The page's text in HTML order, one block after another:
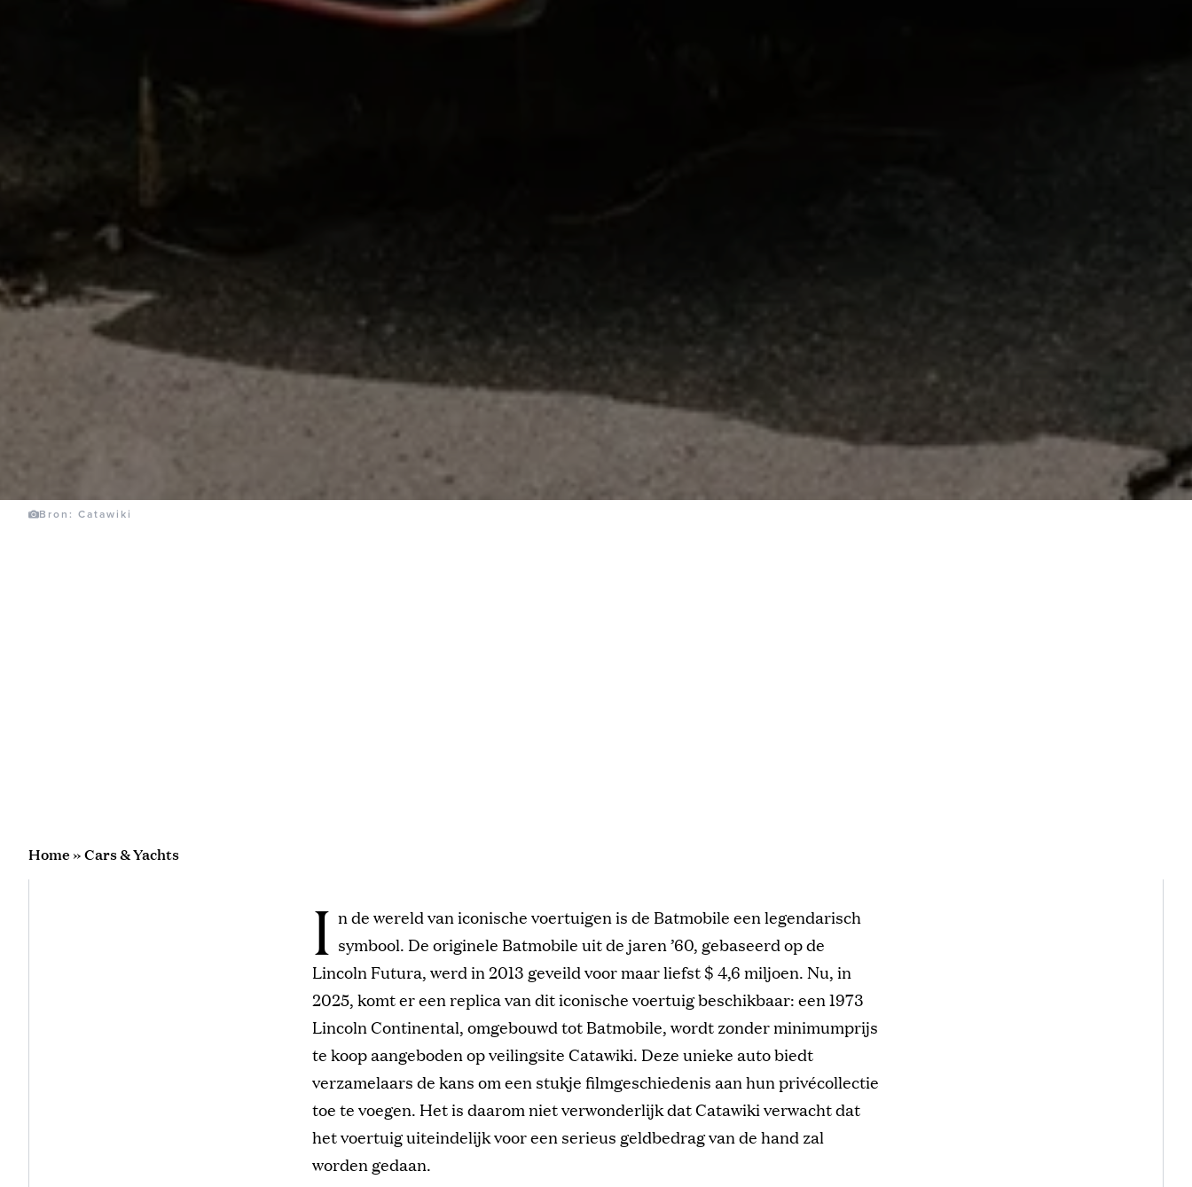
Bron: Catawiki
Home»Cars & Yachts
I n de wereld van iconische voertuigen is de Batmobile een legendarisch
symbool. De originele Batmobile uit de jaren ’60, gebaseerd op de
Lincoln Futura, werd in 2013 geveild voor maar liefst $ 4,6 miljoen. Nu, in
2025, komt er een replica van dit iconische voertuig beschikbaar: een 1973
Lincoln Continental, omgebouwd tot Batmobile, wordt zonder minimumprijs
te koop aangeboden op veilingsite Catawiki. Deze unieke auto biedt
verzamelaars de kans om een stukje filmgeschiedenis aan hun privécollectie
toe te voegen. Het is daarom niet verwonderlijk dat Catawiki verwacht dat
het voertuig uiteindelijk voor een serieus geldbedrag van de hand zal
worden gedaan.